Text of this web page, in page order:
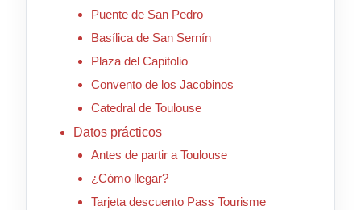
Puente de San Pedro
Basílica de San Sernín
Plaza del Capitolio
Convento de los Jacobinos
Catedral de Toulouse
Datos prácticos
Antes de partir a Toulouse
¿Cómo llegar?
Tarjeta descuento Pass Tourisme